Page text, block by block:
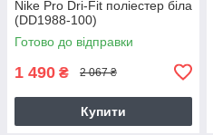
Nike Pro Dri-Fit поліестер біла
(DD1988-100)
Готово до відправки
1 490 ₴ 2 067 ₴
Купити